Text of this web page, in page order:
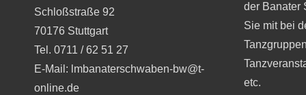
Schloßstraße 92
70176 Stuttgart
Tel. 0711 / 62 51 27
E-Mail: lmbanaterschwaben-bw@t-
online.de
der Banater
Sie mit bei
etc.